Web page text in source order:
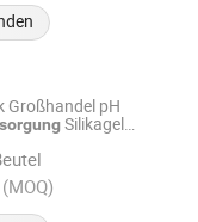
Großhandel pH
Silikagel
(MOQ)
Co., Ltd.
2024